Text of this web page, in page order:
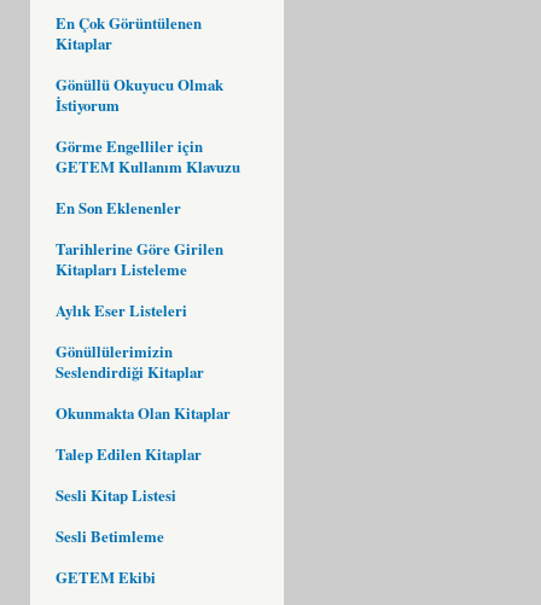
En Çok Görüntülenen
Kitaplar
Gönüllü Okuyucu Olmak
İstiyorum
Görme Engelliler için
GETEM Kullanım Klavuzu
En Son Eklenenler
Tarihlerine Göre Girilen
Kitapları Listeleme
Aylık Eser Listeleri
Gönüllülerimizin
Seslendirdiği Kitaplar
Okunmakta Olan Kitaplar
Talep Edilen Kitaplar
Sesli Kitap Listesi
Sesli Betimleme
GETEM Ekibi